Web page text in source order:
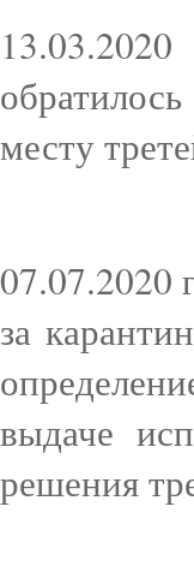
месту
07.07.2020
за
выдаче
решения